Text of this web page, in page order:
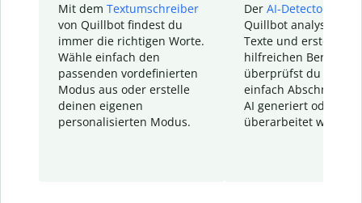
Mit dem Textumschreiber
von Quillbot findest du
immer die richtigen Worte.
Wähle einfach den
passenden vordefinierten
Modus aus oder erstelle
deinen eigenen
personalisierten Modus.
Der AI-Detector
Quillbot analysiert
Texte und erstellt
hilfreichen Bericht.
überprüfst du
einfach Abschnitte,
AI generiert oder
überarbeitet wurden.